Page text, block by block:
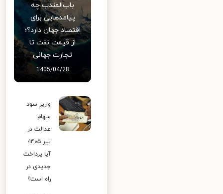
باب‌المندب چه
پیامدهایی برای
اقتصاد جهان دارد؟؛
از قیمت نفت تا
تجارت جهانی
1405/04/28
واریز سود
سهام
عدالت در
تیر ۱۴۰۵؛
آیا پرداخت
جدیدی در
راه است؟